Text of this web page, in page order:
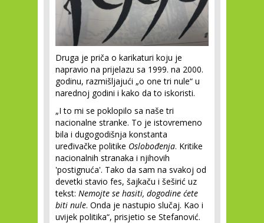
Druga je priča o karikaturi koju je
napravio na prijelazu sa 1999. na 2000.
godinu, razmišljajući „o one tri nule“ u
narednoj godini i kako da to iskoristi.
„I to mi se poklopilo sa naše tri
nacionalne stranke. To je istovremeno
bila i dugogodišnja konstanta
uređivačke politike Oslobođenja. Kritike
nacionalnih stranaka i njihovih
'postignuća'. Tako da sam na svakoj od
devetki stavio fes, šajkaču i šeširić uz
tekst: Nemojte se hasiti, dogodine ćete
biti nule. Onda je nastupio slučaj. Kao i
uvijek politika“, prisjetio se Stefanović.